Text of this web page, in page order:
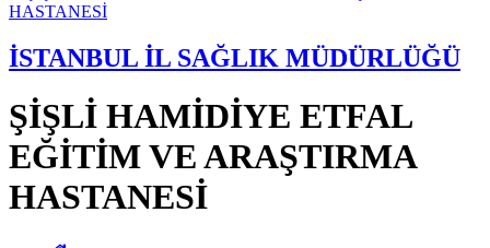
İSTANBUL İL SAĞLIK MÜDÜRLÜĞÜ
ŞİŞLİ HAMİDİYE ETFAL
EĞİTİM VE ARAŞTIRMA
HASTANESİ